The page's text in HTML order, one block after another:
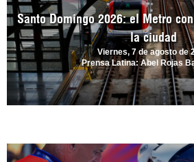
Santo Domingo 2026: el Metro
la ciudad
Viernes, 7 de agosto de
Prensa Latina: Abel Rojas